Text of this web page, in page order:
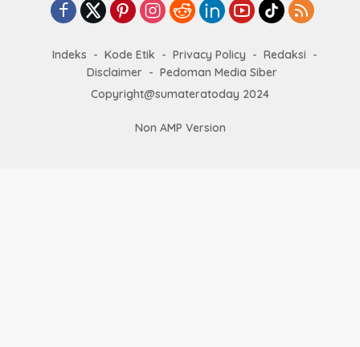
Indeks Kode Etik Privacy Policy
Redaksi
Disclaimer
Pedoman Media Siber
Copyright@sumateratoday 2024
Non AMP Version